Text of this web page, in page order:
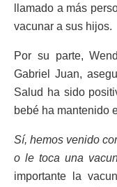
llamado a más
vacunar a sus hijos.
Por su parte,
Gabriel Juan,
Salud ha sido
bebé ha mantenido
Sí, hemos venido
o le toca una
importante la